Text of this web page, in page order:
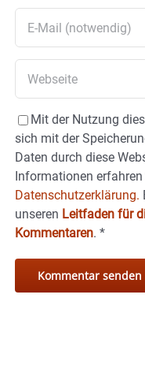
Mit der Nutzung
sich mit der
Daten durch diese
Informationen erfahren
Datenschutzerklärung.
unseren Leitfaden für
Kommentaren. *